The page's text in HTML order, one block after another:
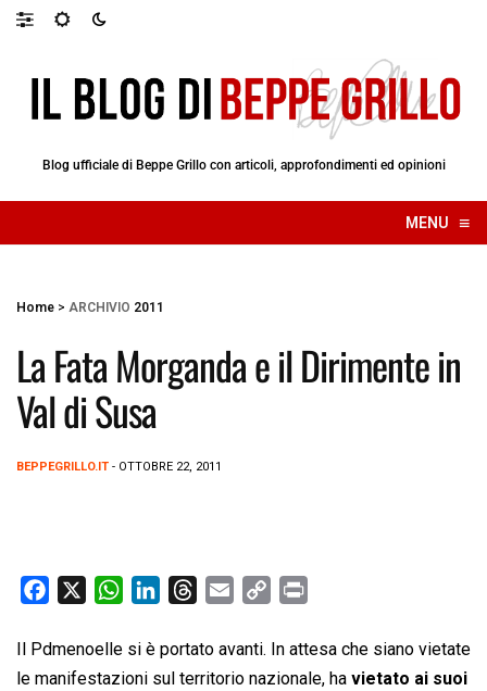
Blog ufficiale di Beppe Grillo con articoli, approfondimenti ed opinioni
MENU ≡
☰
Home > ARCHIVIO 2011
La Fata Morganda e il Dirimente in
Val di Susa
BEPPEGRILLO.IT - OTTOBRE 22, 2011
c
e
W
a
t
n
k
r
e
a
i
p
y
i
n
Il Pdmenoelle si è portato avanti. In attesa che siano vietate
le manifestazioni sul territorio nazionale, ha vietato ai suoi